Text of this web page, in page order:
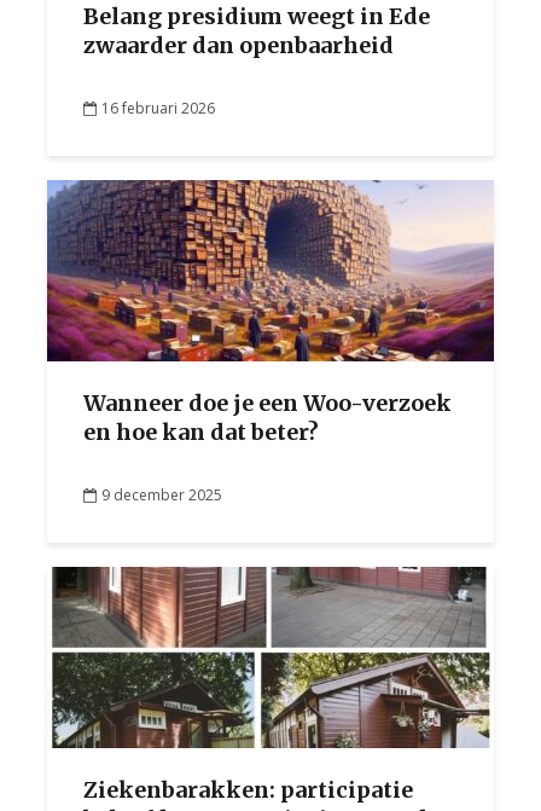
Belang presidium weegt in Ede
zwaarder dan openbaarheid
16 februari 2026
Wanneer doe je een Woo-verzoek
en hoe kan dat beter?
9 december 2025
Ziekenbarakken: participatie